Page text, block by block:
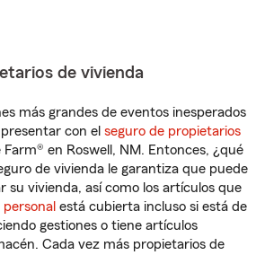
de vivienda
más grandes de eventos inesperados
con el seguro de propietarios
en Roswell, NM. Entonces, ¿qué
de vivienda le garantiza que puede
su vivienda, así como los artículos que
está cubierta incluso si está de
gestiones o tiene artículos
Cada vez más propietarios de